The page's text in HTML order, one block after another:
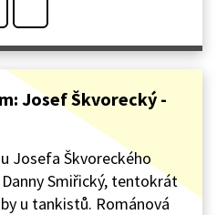
Josef Škvorecký -
Josefa Škvoreckého
Smiřický, tentokrát
u tankistů. Románová